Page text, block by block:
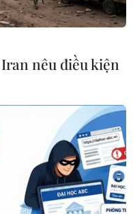
KHÚC THANH
định sử dụng
nêu điều kiện